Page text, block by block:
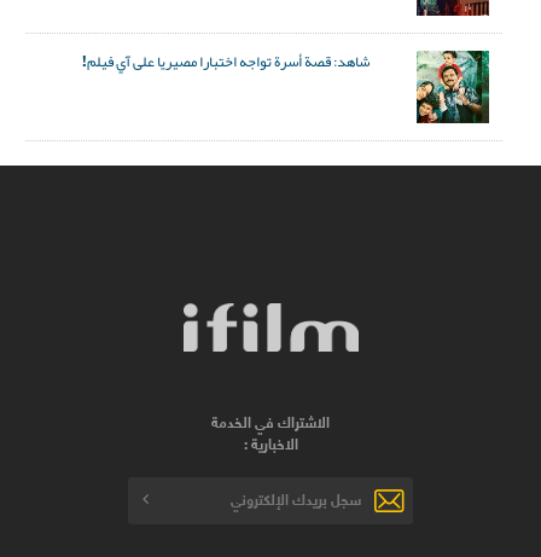
شاهد: قصة أسرة تواجه اختبارا مصيريا على آي فيلم!
الاشتراك في الخدمة
الاخبارية :